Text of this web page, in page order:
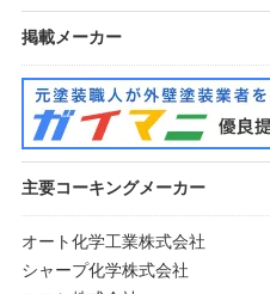
掲載メーカー
主要コーキングメーカー
オート化学工業株式会社
シャープ化学株式会社